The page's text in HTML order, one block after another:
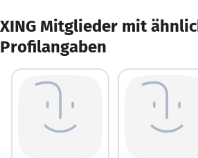
XING Mitglieder mit
Profilangaben